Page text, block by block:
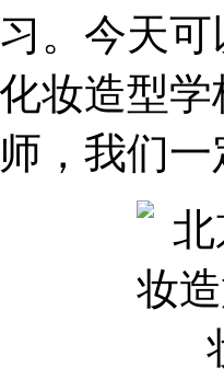
。今天
妆造型
，我们